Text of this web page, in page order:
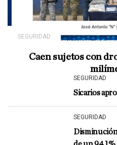
SEGURIDAD
Caen sujetos con
SEGURIDAD
Sicarios
SEGURIDAD